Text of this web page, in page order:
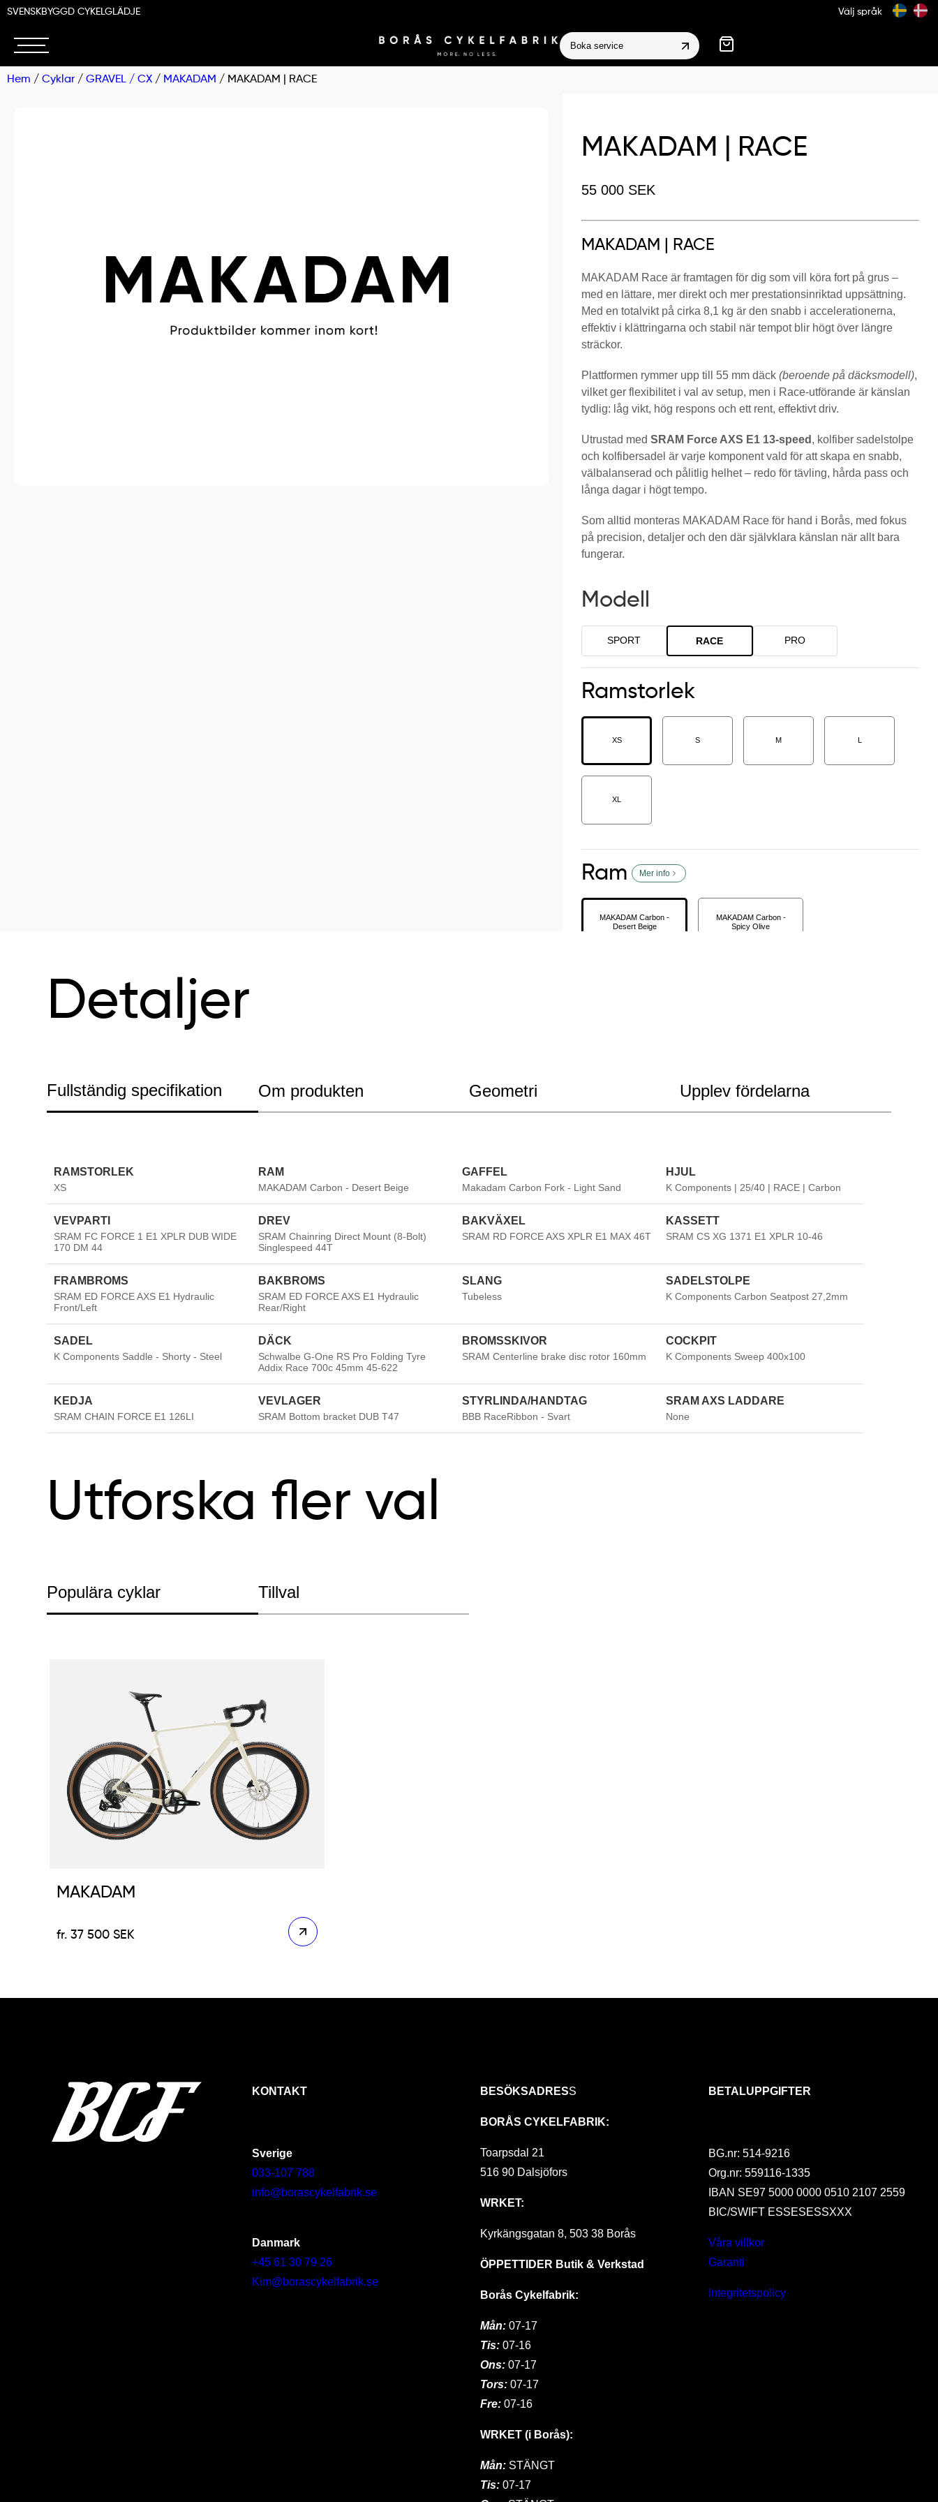
SVENSKBYGGD CYKELGLÄDJE Välj språk
Boka service
Hem / Cyklar / GRAVEL / CX / MAKADAM / MAKADAM | RACE
MAKADAM | RACE
55 000 SEK
MAKADAM | RACE
MAKADAM Race är framtagen för dig som vill köra fort på grus –
med en lättare, mer direkt och mer prestationsinriktad uppsättning.
Med en totalvikt på cirka 8,1 kg är den snabb i accelerationerna,
effektiv i klättringarna och stabil när tempot blir högt över längre
sträckor.
Plattformen rymmer upp till 55 mm däck(beroende på däcksmodell),
vilket ger flexibilitet i val av setup, men i Race-utförande är känslan
tydlig: låg vikt, hög respons och ett rent, effektivt driv.
Utrustad medSRAM Force AXS E1 13-speed , kolfiber sadelstolpe
och kolfibersadel är varje komponent vald för att skapa en snabb,
välbalanserad och pålitlig helhet – redo för tävling, hårda pass och
långa dagar i högt tempo.
Som alltid monteras MAKADAM Race för hand i Borås, med fokus
på precision, detaljer och den där självklara känslan när allt bara
fungerar.
Modell
SPORT RACE PRO
Ramstorlek
XS S M L
XL
Ram Mer info
MAKADAM Carbon -
Desert Beige
MAKADAM Carbon -
Spicy Olive
Carbon
K Components |
25/50 | RACE |
Carbon
SRAM AXS Laddare
+500SEK
None
Pris för vald modell: 55 000,00 SEK
Beställ produkt
Detaljer
Fullständig specifikation Om produkten Geometri Upplev fördelarna
RAMSTORLEK
XS
RAM
MAKADAM Carbon - Desert Beige
GAFFEL
Makadam Carbon Fork - Light Sand
HJUL
K Components | 25/40 | RACE | Carbon
VEVPARTI
SRAM FC FORCE 1 E1 XPLR DUB WIDE
170 DM 44
DREV
SRAM Chainring Direct Mount (8-Bolt)
Singlespeed 44T
BAKVÄXEL
SRAM RD FORCE AXS XPLR E1 MAX 46T
KASSETT
SRAM CS XG 1371 E1 XPLR 10-46
FRAMBROMS
SRAM ED FORCE AXS E1 Hydraulic
Front/Left
BAKBROMS
SRAM ED FORCE AXS E1 Hydraulic
Rear/Right
SLANG
Tubeless
SADELSTOLPE
K Components Carbon Seatpost 27,2mm
SADEL
K Components Saddle - Shorty - Steel
DÄCK
Schwalbe G-One RS Pro Folding Tyre
Addix Race 700c 45mm 45-622
BROMSSKIVOR
SRAM Centerline brake disc rotor 160mm
COCKPIT
K Components Sweep 400x100
KEDJA
SRAM CHAIN FORCE E1 126LI
VEVLAGER
SRAM Bottom bracket DUB T47
STYRLINDA/HANDTAG
BBB RaceRibbon - Svart
SRAM AXS LADDARE
None
Utforska fler val
Populära cyklar Tillval
MAKADAM
37 500SEK
KONTAKT
Sverige
033-107 788
info@borascykelfabrik.se
Danmark
+45 61 30 79 26
Kim@borascykelfabrik.se
BESÖKSADRESS
BORÅS CYKELFABRIK:
Toarpsdal 21
516 90 Dalsjöfors
WRKET:
Kyrkängsgatan 8, 503 38 Borås
ÖPPETTIDER Butik & Verkstad
Borås Cykelfabrik:
Mån: 07-17
Tis: 07-16
Ons:07-17
Tors: 07-17
Fre: 07-16
WRKET (i Borås):
Mån: STÄNGT
Tis: 07-17
BETALUPPGIFTER
BG.nr: 514-9216
Org.nr: 559116-1335
IBAN SE97 5000 0000 0510 2107 2559
BIC/SWIFT ESSESESSXXX
Våra villkor
Garanti
Integritetspolicy